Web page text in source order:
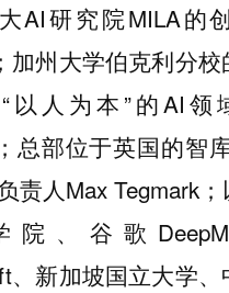
AI研究院MILA的
加州大学伯克利分
以人为本”的AI领
总部位于英国的智
责人Max Tegmark
、谷歌
、新加坡国立大学